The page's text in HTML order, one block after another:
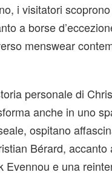
i visitatori
a borse
menswear
personale di
anche in uno
ospitano
Bérard, accanto
Evennou e una